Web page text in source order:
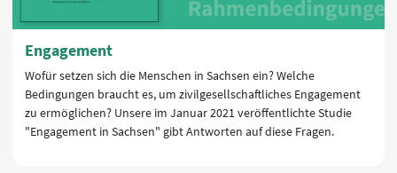
Engagement
Wofür setzen sich die Menschen in Sachsen ein? Welche
Bedingungen braucht es, um zivilgesellschaftliches Engagement
zu ermöglichen? Unsere im Januar 2021 veröffentlichte Studie
"Engagement in Sachsen" gibt Antworten auf diese Fragen.